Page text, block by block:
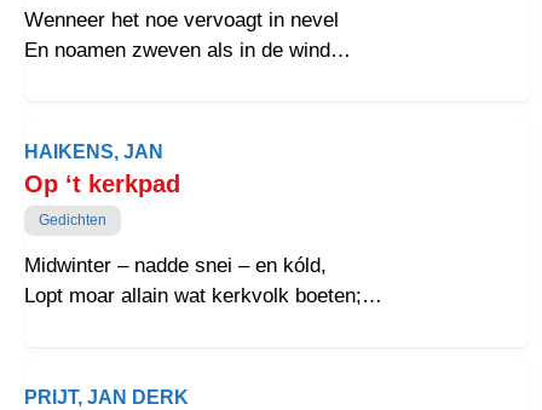
Gain grenzen hollen het oog meer vast
De tied verdwient, het heden past zoch aan
Mor wat het haart in stilte dailt
Een spaigel van wat in ons leeft
Een laand dat zoch aan dreumers geeft
Wenneer het noe vervoagt in nevel
En noamen zweven als in de wind
HAIKENS, JAN
Op ‘t kerkpad
Gedichten
Midwinter – nadde snei – en kóld,
Lopt moar allain wat kerkvolk boeten;
PRIJT, JAN DERK